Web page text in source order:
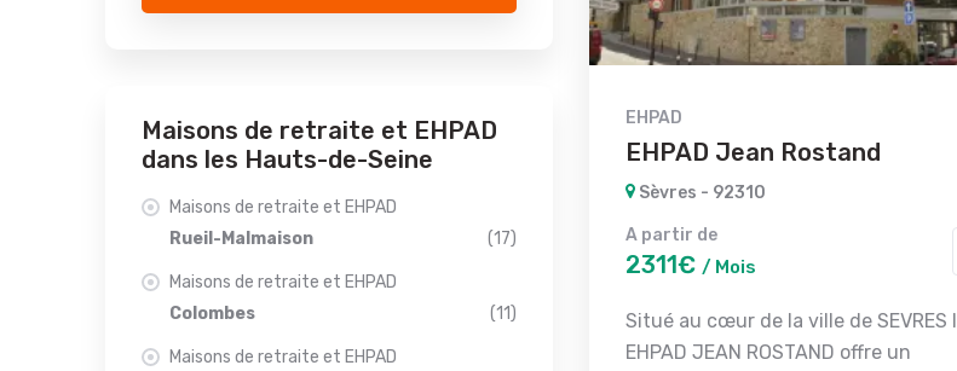
EHPAD
EHPAD Jean Rostand
Sèvres - 92310
A partir de
2311€ / Mois
Situé au cœur de la ville de SEVRES l
EHPAD JEAN ROSTAND offre un
Maisons de retraite et EHPAD
dans les Hauts-de-Seine
Maisons de retraite et EHPAD
Rueil-Malmaison
(17)
Maisons de retraite et EHPAD
Colombes
(11)
Maisons de retraite et EHPAD